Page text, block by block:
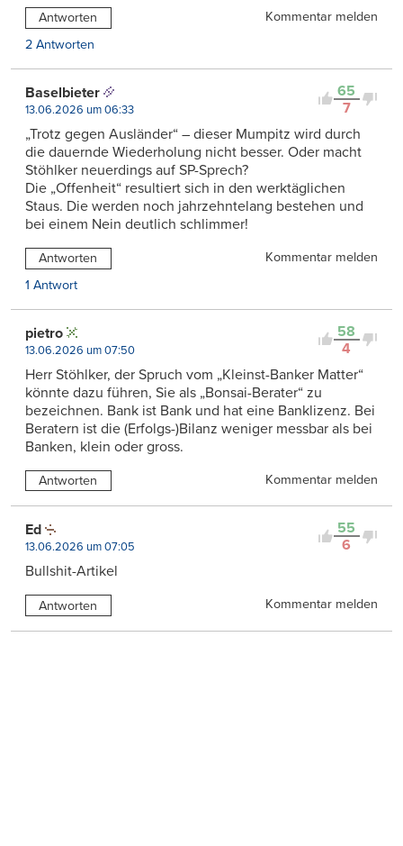
Antworten
Kommentar melden
2 Antworten
65
7
Baselbieter
13.06.2026 um 06:33
„Trotz gegen Ausländer“ – dieser Mumpitz wird durch
die dauernde Wiederholung nicht besser. Oder macht
Stöhlker neuerdings auf SP-Sprech?
Die „Offenheit“ resultiert sich in den werktäglichen
Staus. Die werden noch jahrzehntelang bestehen und
bei einem Nein deutlich schlimmer!
Antworten
Kommentar melden
1 Antwort
58
4
pietro
13.06.2026 um 07:50
Herr Stöhlker, der Spruch vom „Kleinst-Banker Matter“
könnte dazu führen, Sie als „Bonsai-Berater“ zu
bezeichnen. Bank ist Bank und hat eine Banklizenz. Bei
Beratern ist die (Erfolgs-)Bilanz weniger messbar als bei
Banken, klein oder gross.
Antworten Kommentar melden
55
6
Ed
13.06.2026 um 07:05
Bullshit-Artikel
Antworten Kommentar melden